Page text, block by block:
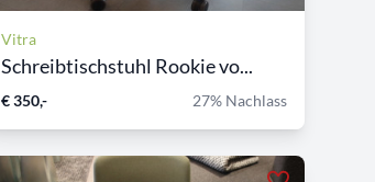
Vitra
Schreibtischstuhl Rookie vo...
€ 350,- 27% Nachlass